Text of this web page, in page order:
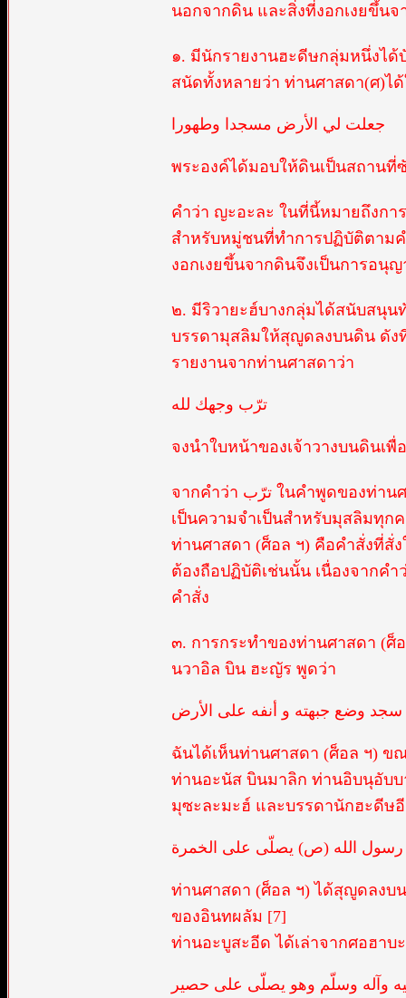
นอกจากดิน และสิ่งที่งอกเงยขึ้น
๑. มีนักรายงานฮะดีษกลุ่มหนึ่งไ
สนัดทั้งหลายว่า ท่านศาสดา(ศ)ไ
جعلت لي الأرض مسجدا وطهورا
พระองค์ได้มอบให้ดินเป็นสถาน
คำว่า ญะอะละ ในที่นี้หมายถึงกา
สำหรับหมู่ชนที่ทำการปฏิบัติตาม
งอกเงยขึ้นจากดินจึงเป็นการอนุ
๒. มีริวายะฮ์บางกลุ่มได้สนับสนุน
บรรดามุสลิมให้สุญูดลงบนดิน ดัง
รายงานจากท่านศาสดาว่า
ترّب وجهك لله
จงนำใบหน้าของเจ้าวางบนดินเพื่
จากคำว่า ترّب ในคำพูดของท่านศาสดา (ศ็อล ฯ) ทำให้เกิดความกระจ่างขึ้นสองประเด็นดังนี้ หนึ่ง
เป็นความจำเป็นสำหรับมุสลิมทุ
ท่านศาสดา (ศ็อล ฯ) คือคำสั่งที่สั่
ต้องถือปฏิบัติเช่นนั้น เนื่องจากค
คำสั่ง
๓. การกระทำของท่านศาสดา (ศ็
นวาอิล บิน ฮะญัร พูดว่า
سجد وضع جبهته و أنفه على الأرض
ฉันได้เห็นท่านศาสดา (ศ็อล ฯ) ข
ท่านอะนัส บินมาลิก ท่านอิบนุอับบ
มุซะละมะฮ์ และบรรดานักฮะดีษ
رسول الله (ص) يصلّى على الخمرة
ท่านศาสดา (ศ็อล ฯ) ได้สุญูดลงบ
ของอินทผลัม [7]
ท่านอะบูสะอีด ได้เล่าจากศอฮา
وآله وسلّم وهو يصلّى على حصير